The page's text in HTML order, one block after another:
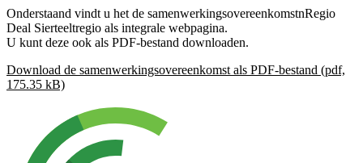
Onderstaand vindt u het de samenwerkingsovereenkomstnRegio
Deal Sierteeltregio als integrale webpagina.
U kunt deze ook als PDF-bestand downloaden.
Download de samenwerkingsovereenkomst als PDF-bestand (pdf,
175.35 kB)